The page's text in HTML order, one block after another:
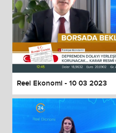
Reel Ekonomi - 10 03 2023